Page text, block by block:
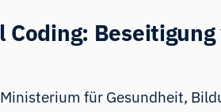
für Gesundheit,